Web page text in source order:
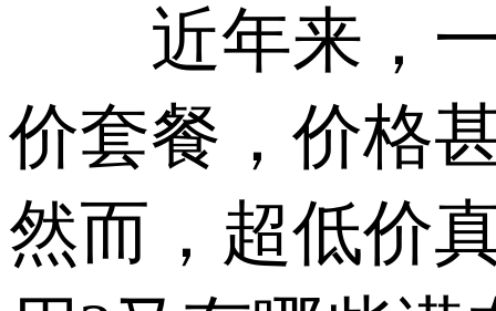
近年来，一
价套餐，价格
然而，超低价